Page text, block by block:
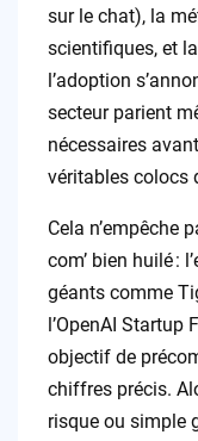
sur le chat), la
scientifiques, et
l’adoption
secteur parient
nécessaires
véritables colocs
Cela n’empêche
com’ bien huilé :
géants comme
l’OpenAI Startup
objectif de
chiffres précis.
risque ou simple